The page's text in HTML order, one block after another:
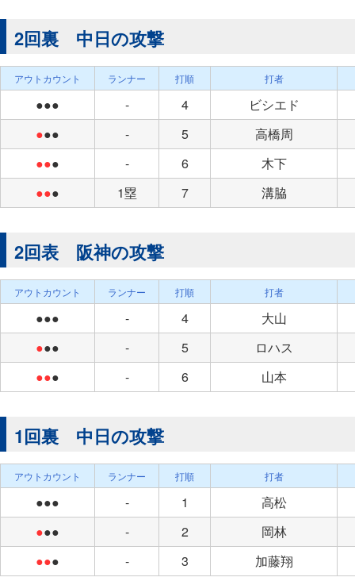
2回裏 中日の攻撃
アウトカウント ランナー 打順 打者
●●● - 4
ビシエド
●●● - 5
高橋周
●●● - 6
木下
●●● 1塁 7 溝脇
2回表 阪神の攻撃
アウトカウント ランナー 打順 打者
●●● - 4
大山
●●● - 5
ロハス
●●● - 6 山本
1回裏 中日の攻撃
アウトカウント ランナー 打順 打者
●●● - 1
高松
●●● - 2
岡林
●●● - 3 加藤翔